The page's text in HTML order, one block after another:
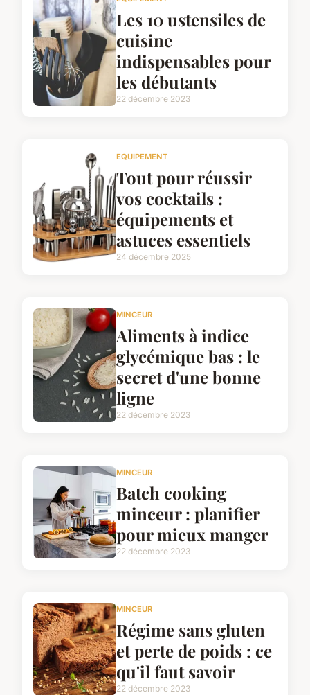
Les 10 ustensiles de
cuisine
indispensables pour
les débutants
22 décembre 2023
EQUIPEMENT
Tout pour réussir
vos cocktails :
équipements et
astuces essentiels
24 décembre 2025
MINCEUR
Aliments à indice
glycémique bas : le
secret d'une bonne
ligne
22 décembre 2023
MINCEUR
Batch cooking
minceur : planifier
pour mieux manger
22 décembre 2023
MINCEUR
Régime sans gluten
et perte de poids : ce
qu'il faut savoir
22 décembre 2023